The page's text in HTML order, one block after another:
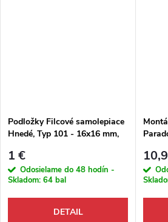
Podložky Filcové samolepiace
Hnedé, Typ 101 - 16x16 mm,
1 €
Odosielame do 48 hodín -
Skladom: 64 bal
DETAIL